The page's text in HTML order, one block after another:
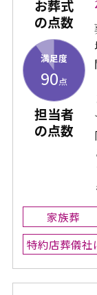
お葬式
の点数
満足度
90点
担当者
の点数
家族葬
特約店葬儀社